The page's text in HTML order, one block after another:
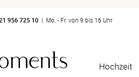
956 725 10 | Mo. - Fr. von 9 bis 16 Uhr
Hochzeit